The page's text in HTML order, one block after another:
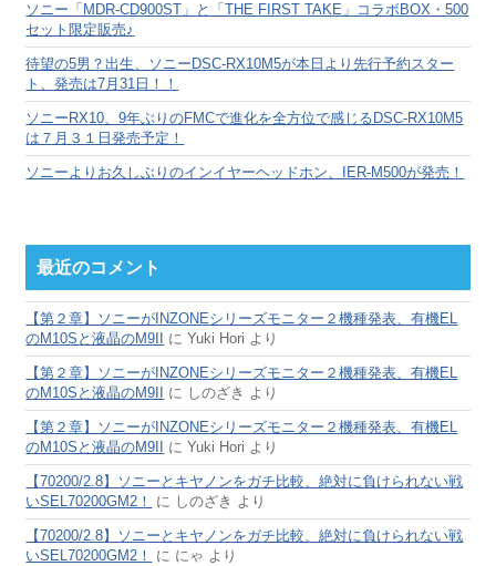
ソニー「MDR-CD900ST」と「THE FIRST TAKE」コラボBOX・500
セット限定販売♪
待望の5男？出生、ソニーDSC-RX10M5が本日より先行予約スター
ト、発売は7月31日！！
ソニーRX10、9年ぶりのFMCで進化を全方位で感じるDSC-RX10M5
は７月３１日発売予定！
ソニーよりお久しぶりのインイヤーヘッドホン、IER-M500が発売！
最近のコメント
【第２章】ソニーがINZONEシリーズモニター２機種発表、有機EL
のM10Sと液晶のM9II
にYuki Hori より
【第２章】ソニーがINZONEシリーズモニター２機種発表、有機EL
のM10Sと液晶のM9II
に しのざき より
【第２章】ソニーがINZONEシリーズモニター２機種発表、有機EL
のM10Sと液晶のM9II
にYuki Hori より
【70200/2.8】ソニーとキヤノンをガチ比較、絶対に負けられない戦
いSEL70200GM2！
に しのざき より
【70200/2.8】ソニーとキヤノンをガチ比較、絶対に負けられない戦
いSEL70200GM2！
に にゃ より